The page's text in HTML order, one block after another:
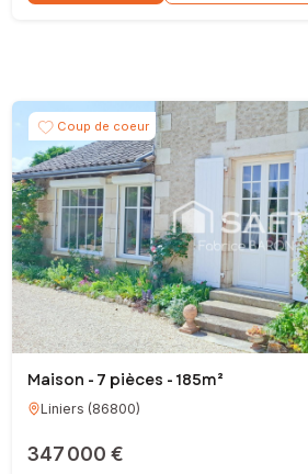
Coup de coeur
Maison - 7 pièces - 185m²
Liniers (86800)
347 000 €